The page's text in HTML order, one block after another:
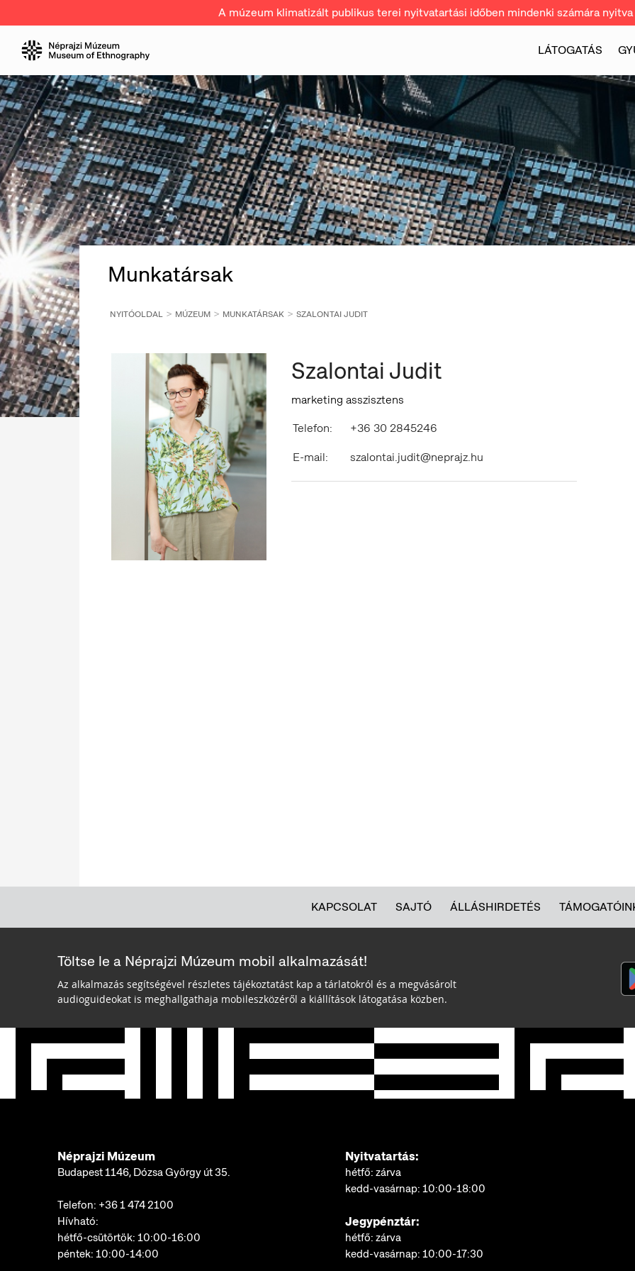
A múzeum klimatizált publikus terei nyitvatartási időben mindenki számára nyitva
LÁTOGATÁS
Munkatársak
NYITÓOLDAL MÚZEUM MUNKATÁRSAK SZALONTAI JUDIT
Szalontai Judit
marketing asszisztens
Telefon:
+36 30 2845246
E-mail:
szalontai.judit@neprajz.hu
KAPCSOLAT SAJTÓ ÁLLÁSHIRDETÉS
Töltse le a Néprajzi Múzeum mobil alkalmazását!
Az alkalmazás segítségével részletes tájékoztatást kap a tárlatokról és a megvásárolt
audioguideokat is meghallgathaja mobileszközéről a kiállítások látogatása közben.
Néprajzi Múzeum
Budapest 1146, Dózsa György út 35.
Telefon: +36 1 474 2100
Hívható:
hétfő-csütörtök: 10:00-16:00
péntek: 10:00-14:00
Nyitvatartás:
hétfő: zárva
kedd-vasárnap: 10:00-18:00
Jegypénztár:
hétfő: zárva
kedd-vasárnap: 10:00-17:30